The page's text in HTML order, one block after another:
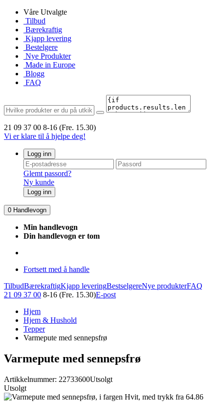
Våre Utvalgte
Tilbud
Bærekraftig
Kjapp levering
Bestelgere
Nye Produkter
Made in Europe
Blogg
FAQ
21 09 37 00 8-16 (Fre. 15.30)
Vi er klare til å hjelpe deg!
Logg inn
Glemt passord?
Ny kunde
Logg inn
0 Handlevogn
Min handlevogn
Din handlevogn er tom
Fortsett med å handle
TilbudBærekraftigKjapp leveringBestselgereNye produkterFAQ
21 09 37 00 8-16 (Fre. 15.30)E-post
Hjem
Hjem & Hushold
Tepper
Varmepute med sennepsfrø
Varmepute med sennepsfrø
Artikkelnummer: 22733600Utsolgt
Utsolgt